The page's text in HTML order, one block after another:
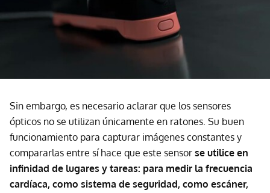
Sin embargo, es necesario aclarar que los sensores
ópticos no se utilizan únicamente en ratones. Su buen
funcionamiento para capturar imágenes constantes y
compararlas entre sí hace que este sensor se utilice en
infinidad de lugares y tareas: para medir la frecuencia
cardíaca, como sistema de seguridad, como escáner,